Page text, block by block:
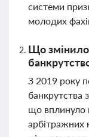
системи
молодих
Що
З 2019 року
банкрутства
що вплинуло
арбітражних